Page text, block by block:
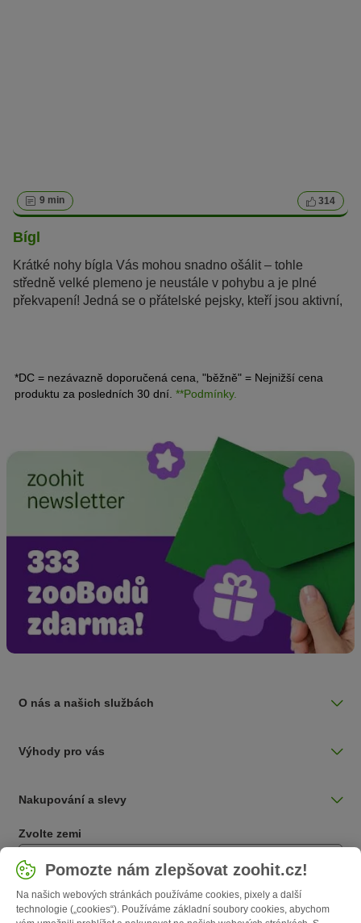
9 min 314
Bígl
Krátké nohy bígla Vás mohou snadno ošálit – tohle
středně velké plemeno je neustále v pohybu a je plné
překvapení! Jedná se o přátelské pejsky, kteří jsou aktivní,
*DC = nezávazně doporučená cena, "běžně" = Nejnižší cena
produktu za posledních 30 dní. **Podmínky.
O nás a našich službách
Výhody pro vás
Nakupování a slevy
Zvolte zemi
Česká / CZ
Follow zooplus
Pomozte nám zlepšovat zoohit.cz!
Na našich webových stránkách používáme cookies, pixely a další
technologie („cookies“). Používáme základní soubory cookies, abychom